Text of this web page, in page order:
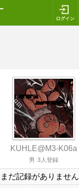
KUHLE@M3-K06a
男 3人登録
まだ記録がありません